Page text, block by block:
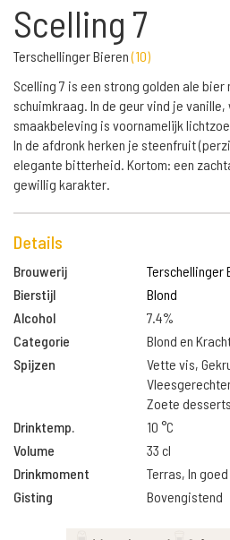
Scelling 7
Terschellinger Bieren(10)
Scelling 7 is een strong golden ale
schuimkraag. In de geur vind je
smaakbeleving is voornamelijk
In de afdronk herken je steenfruit
elegante bitterheid. Kortom: een
gewillig karakter.
Details
Brouwerij
Terschellinger
Bierstijl
Blond
Alcohol
7.4%
Categorie
Blond en
Spijzen
Vette vis,
Zoete desserts
Drinktemp.
10 °C
Volume
33 cl
Drinkmoment
Terras, In
Gisting
Bovengistend